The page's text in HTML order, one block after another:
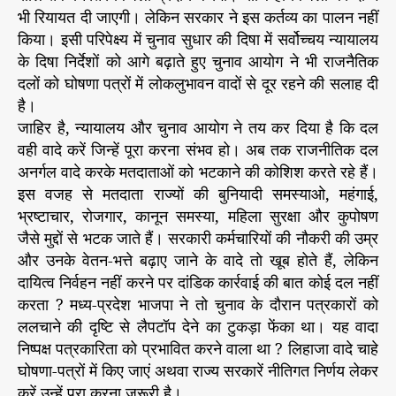
सी
ह
त
भी रियायत दी जाएगी। लेकिन सरकार ने इस कर्तव्य का पालन नहीं
किया। इसी परिपेक्ष्य में चुनाव सुधार की दिषा में सर्वोच्चय न्यायालय
के दिषा निर्देशों को आगे बढ़ाते हुए चुनाव आयोग ने भी राजनैतिक
दलों को घोषणा पत्रों में लोकलुभावन वादों से दूर रहने की सलाह दी
है।
जाहिर है, न्यायालय और चुनाव आयोग ने तय कर दिया है कि दल
वही वादे करें जिन्हें पूरा करना संभव हो। अब तक राजनीतिक दल
अनर्गल वादे करके मतदाताओं को भटकाने की कोशिश करते रहे हैं।
इस वजह से मतदाता राज्यों की बुनियादी समस्याओ, महंगाई,
भ्रष्टाचार, रोजगार, कानून समस्या, महिला सुरक्षा और कुपोषण
जैसे मुद्दों से भटक जाते हैं। सरकारी कर्मचारियों की नौकरी की उम्र
और उनके वेतन-भत्ते बढ़ाए जाने के वादे तो खूब होते हैं, लेकिन
दायित्व निर्वहन नहीं करने पर दांडिक कार्रवाई की बात कोई दल नहीं
करता ? मध्य-प्रदेश भाजपा ने तो चुनाव के दौरान पत्रकारों को
ललचाने की दृष्टि से लैपटॉप देने का टुकड़ा फेंका था। यह वादा
निष्पक्ष पत्रकारिता को प्रभावित करने वाला था ? लिहाजा वादे चाहे
घोषणा-पत्रों में किए जाएं अथवा राज्य सरकारें नीतिगत निर्णय लेकर